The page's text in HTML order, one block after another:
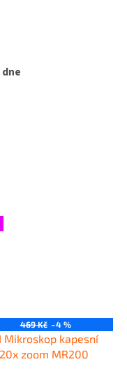
469 Kč –4 %
Mikroskop kapesní
zoom MR200